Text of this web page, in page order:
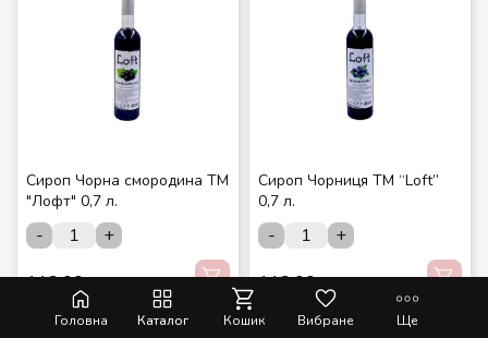
Сироп Чорна смородина ТМ
"Лофт" 0,7 л.
-
+
113.00 грн
Сироп Чорниця ТМ “Loft”
0,7 л.
-
+
113.00 грн
Головна Каталог Кошик Вибране Ще